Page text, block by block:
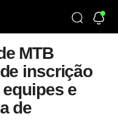
MTB
inscrição
equipes e
de